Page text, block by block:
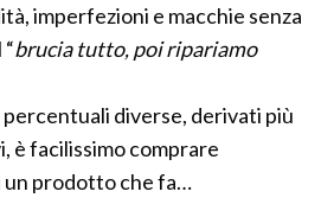
imperfezioni e macchie senza
brucia tutto, poi ripariamo
percentuali diverse, derivati più
è facilissimo comprare
un prodotto che fa…